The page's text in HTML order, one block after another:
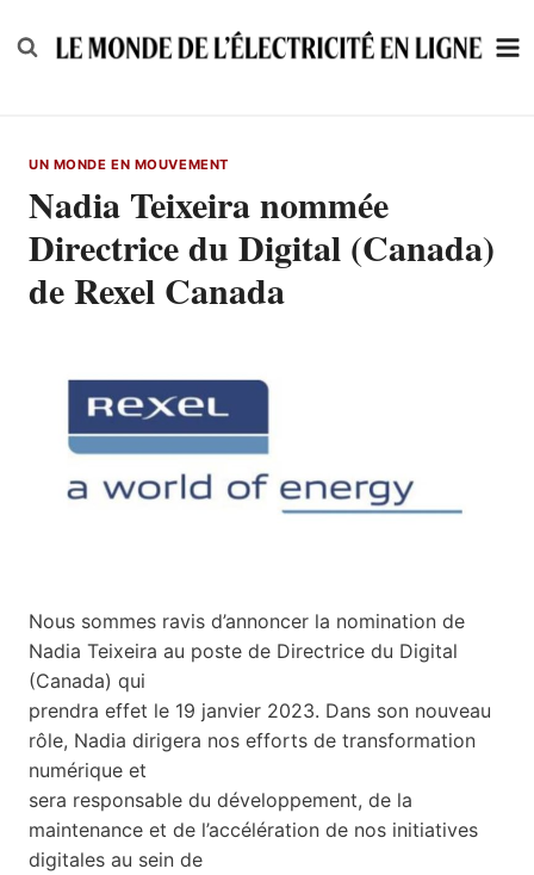
to
UN MONDE EN MOUVEMENT
Nadia Teixeira nommée
Directrice du Digital (Canada)
de Rexel Canada
Nous sommes ravis d’annoncer la nomination de
Nadia Teixeira au poste de Directrice du Digital
(Canada) qui
prendra effet le 19 janvier 2023. Dans son nouveau
rôle, Nadia dirigera nos efforts de transformation
numérique et
sera responsable du développement, de la
maintenance et de l’accélération de nos initiatives
digitales au sein de